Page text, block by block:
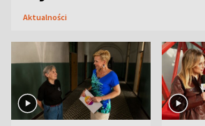
Aktualności